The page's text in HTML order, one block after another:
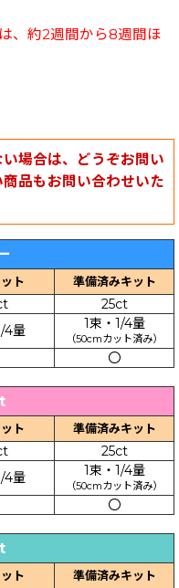
、約2週間から8週間ほ
場合は、どうぞお問い
品もお問い合わせいた
ト
準備済みキット
25ct
4量 1束・1/4量
（50cmカット済み）
〇
ト
準備済みキット
25ct
4量 1束・1/4量
（50cmカット済み）
〇
ト
準備済みキット